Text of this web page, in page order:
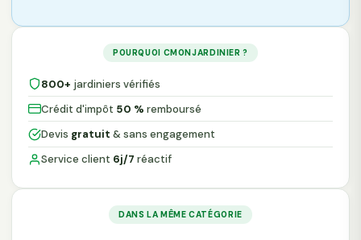
POURQUOI CMONJARDINIER ?
800+ jardiniers vérifiés
Crédit d'impôt 50 % remboursé
Devis gratuit & sans engagement
Service client 6j/7 réactif
DANS LA MÊME CATÉGORIE